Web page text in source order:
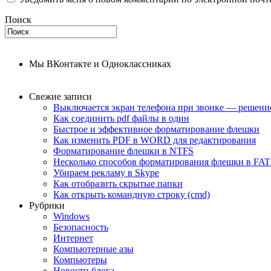
Поиск
Мы ВКонтакте и Одноклассниках
Свежие записи
Выключается экран телефона при звонке —
Как соединить pdf файлы в один
Быстрое и эффективное форматирование флешки
Как изменить PDF в WORD для редактирования
Форматирование флешки в NTFS
Несколько способов форматирования флешки в
Убираем рекламу в Skype
Как отобразить скрытые папки
Как открыть командную строку (cmd)
Рубрики
Windows
Безопасность
Интернет
Компьютерные азы
Компьютеры